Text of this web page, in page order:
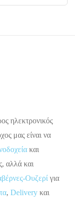
ηλεκτρονικός
μας είναι να
και
αλλά και
Ουζερί για
, Delivery και